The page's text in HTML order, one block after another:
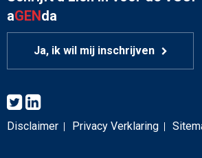
aGENda
Ja, ik wil mij inschrijven
Disclaimer Privacy Verklaring